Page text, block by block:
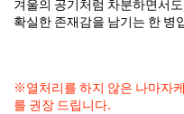
겨울의 공기처럼 차분하면서
확실한 존재감을 남기는 한 병
※열처리를 하지 않은 나마자
를 권장 드립니다.